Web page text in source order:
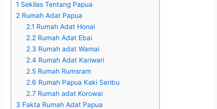
1 Sekilas Tentang Papua
2 Rumah Adat Papua
2.1 Rumah Adat Honai
2.2 Rumah Adat Ebai
2.3 Rumah adat Wamai
2.4 Rumah Adat Kariwari
2.5 Rumah Rumsram
2.6 Rumah Papua Kaki Seribu
2.7 Rumah adat Korowai
3 Fakta Rumah Adat Papua